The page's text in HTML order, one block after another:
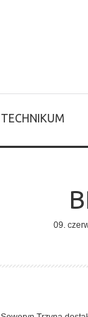
TECHNIKUM
09.